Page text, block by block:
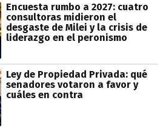
Encuesta rumbo a 2027: cuatro
consultoras midieron el
desgaste de Milei y la crisis de
liderazgo en el peronismo
Ley de Propiedad Privada: qué
senadores votaron a favor y
cuáles en contra